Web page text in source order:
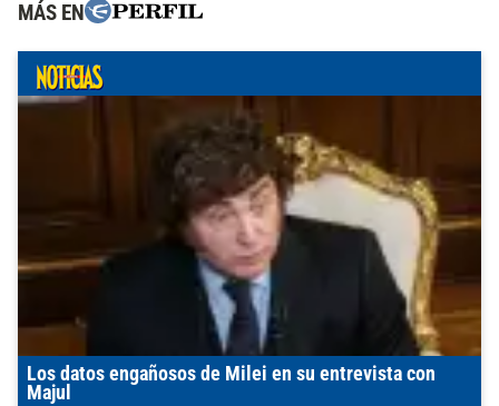
MÁS EN
Los datos engañosos de Milei en su entrevista con
Majul